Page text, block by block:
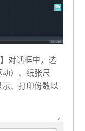
对话框中，选
）、纸张尺
、打印份数以